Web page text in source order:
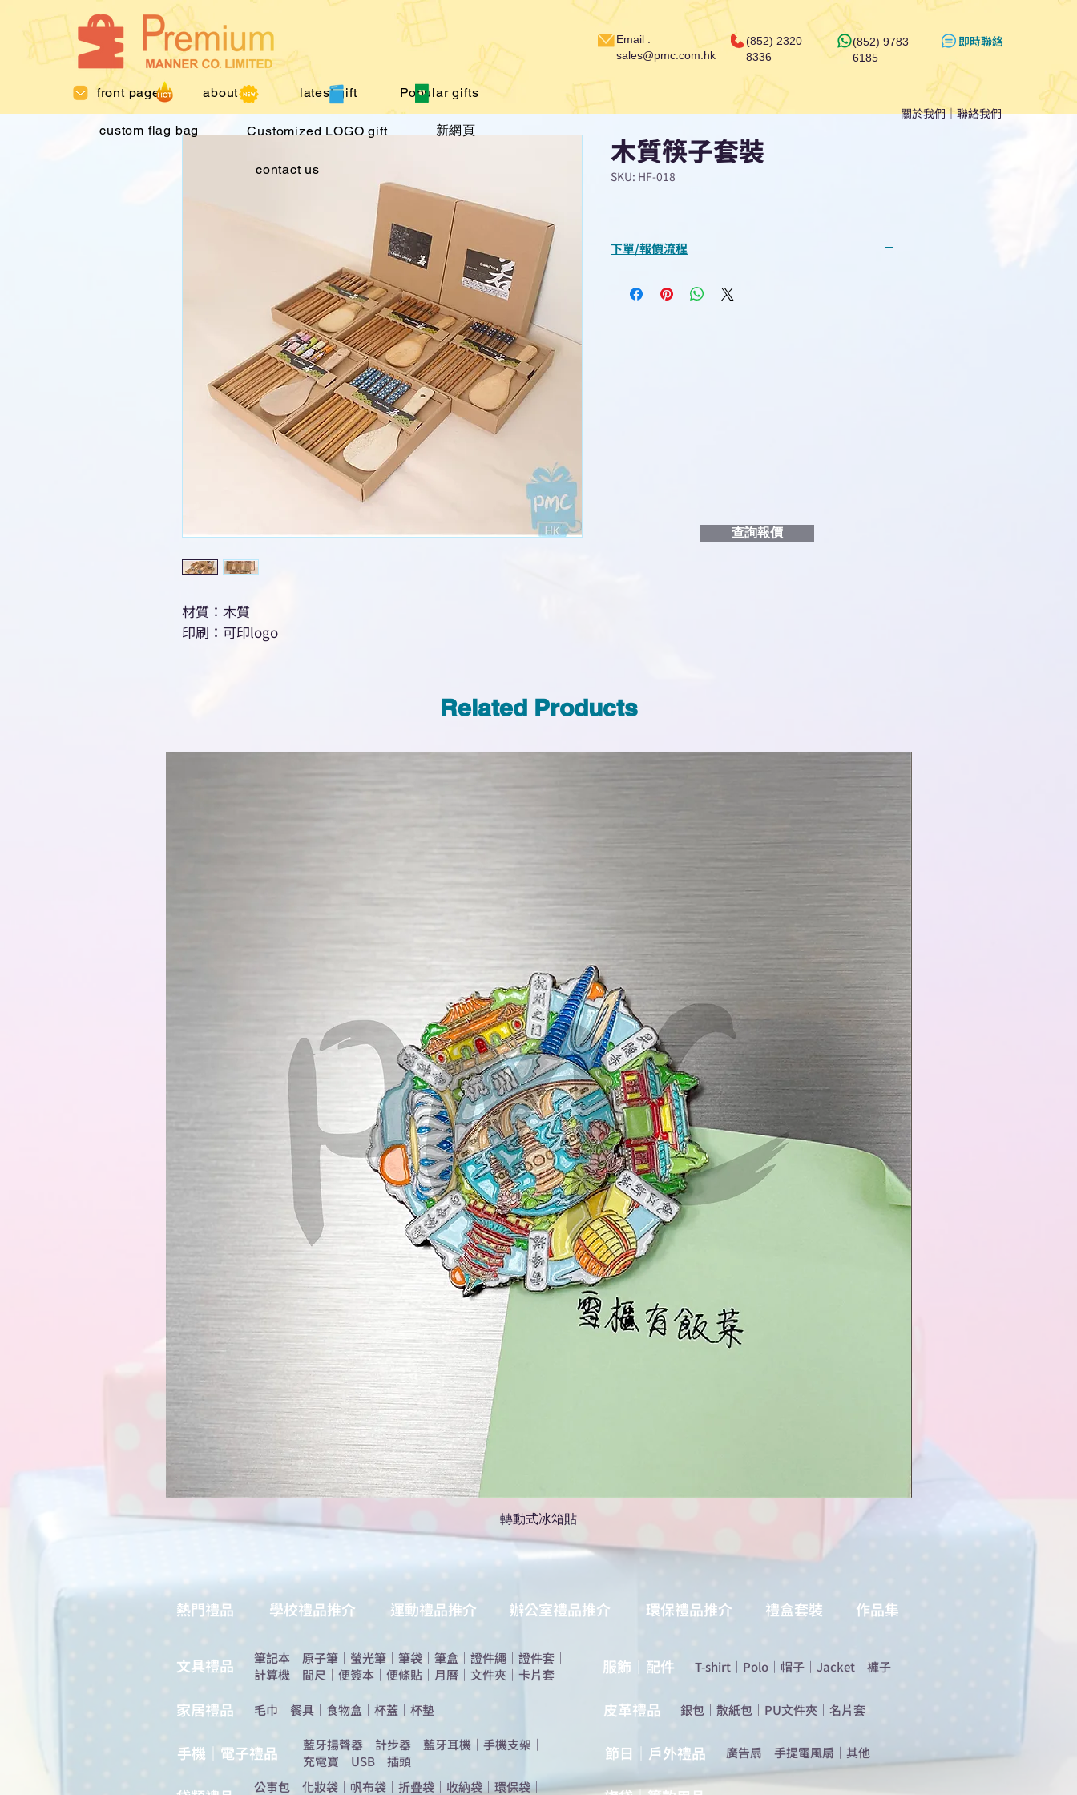
front page about us latest gift Popular gifts
custom flag bag Customized LOGO gift 新網頁
contact us
Email :
sales@pmc.com.hk
(852) 2320
8336
(852) 9783
6185
​即時聯絡
關於我們｜聯絡我們
材質：木質
印刷：可印logo
木質筷子套裝
SKU: HF-018
下單/報價流程
查詢或報價”
查詢報價
Related Products
轉動式冰箱貼
熱門禮品 學校禮品推介 運動禮品推介 辦公室禮品推介 環保禮品推介 禮盒套裝 作品集
​文具禮品 筆記本 ｜ 原子筆 ｜ 螢光筆 ｜ 筆袋 ｜ 筆盒 ｜ 證件繩 ｜ 證件套 ｜
計算機 ｜ 間尺 ｜ 便簽本 ｜ 便條貼 ｜ 月曆 ｜ 文件夾 ｜ 卡片套
​家居禮品 ​毛巾 ｜ 餐具 ｜ 食物盒 ｜ 杯蓋 ｜ 杯墊
手機｜電子禮品 ​藍牙揚聲器 ｜ 計步器 ｜ 藍牙耳機 ｜ 手機支架 ｜
充電寶 ｜ USB ｜ 插頭
公事包 ｜ 化妝袋 ｜ 帆布袋 ｜ 折疊袋 ｜ 收納袋 ｜ 環保袋｜
服飾｜配件 T-shirt ｜ Polo ｜ 帽子 ｜ Jacket ｜ 褲子
​皮革禮品 ​銀包 ｜ 散紙包 ｜ PU文件夾 ｜ 名片套
節日｜戶外禮品 ​廣告扇 ｜ 手提電風扇 ｜ 其他